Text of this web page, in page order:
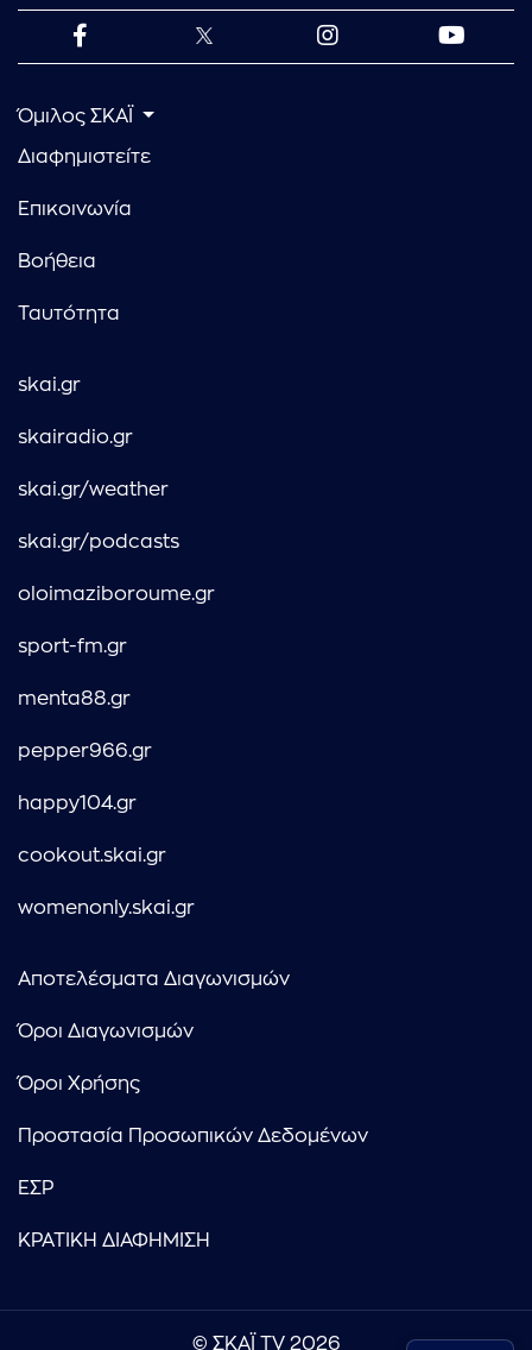
Όμιλος ΣΚΑΪ
Διαφημιστείτε
Επικοινωνία
Βοήθεια
Ταυτότητα
skai.gr
skairadio.gr
skai.gr/weather
skai.gr/podcasts
oloimaziboroume.gr
sport-fm.gr
menta88.gr
pepper966.gr
happy104.gr
cookout.skai.gr
womenonly.skai.gr
Αποτελέσματα Διαγωνισμών
Όροι Διαγωνισμών
Όροι Χρήσης
Προστασία Προσωπικών Δεδομένων
ΕΣΡ
ΚΡΑΤΙΚΗ ΔΙΑΦΗΜΙΣΗ
© ΣΚΑΪ TV 2026